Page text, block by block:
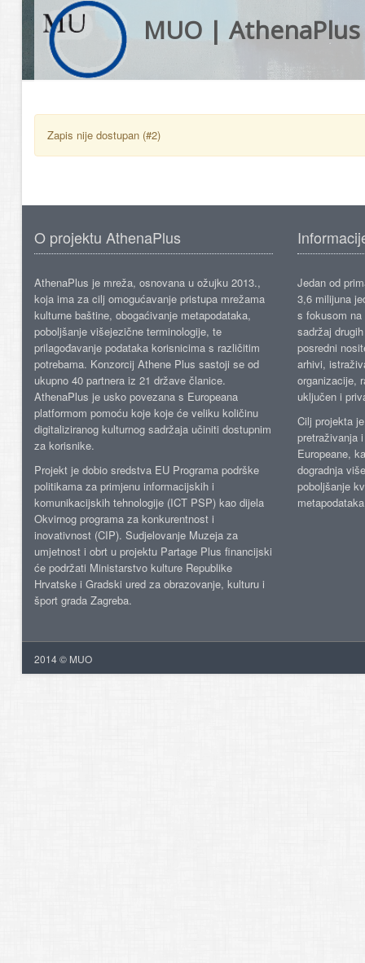
MUO | AthenaPlus
Zapis nije dostupan (#2)
O projektu AthenaPlus
AthenaPlus je mreža, osnovana u ožujku 2013.,
koja ima za cilj omogućavanje pristupa mrežama
kulturne baštine, obogaćivanje metapodataka,
poboljšanje višejezične terminologije, te
prilagođavanje podataka korisnicima s različitim
potrebama. Konzorcij Athene Plus sastoji se od
ukupno 40 partnera iz 21 države članice.
AthenaPlus je usko povezana s Europeana
platformom pomoću koje koje će veliku količinu
digitaliziranog kulturnog sadržaja učiniti dostupnim
za korisnike.
Projekt je dobio sredstva EU Programa podrške
politikama za primjenu informacijskih i
komunikacijskih tehnologije (ICT PSP) kao dijela
Okvirnog programa za konkurentnost i
inovativnost (CIP). Sudjelovanje Muzeja za
umjetnost i obrt u projektu Partage Plus financijski
će podržati Ministarstvo kulture Republike
Hrvatske i Gradski ured za obrazovanje, kulturu i
šport grada Zagreba.
Jedan od
3,6 milijuna
s fokusom
sadržaj
posredni
arhivi,
organizacije,
uključen i
Cilj projekta
pretraživanja
Europeane,
dogradnja
poboljšanje
2014 © MUO